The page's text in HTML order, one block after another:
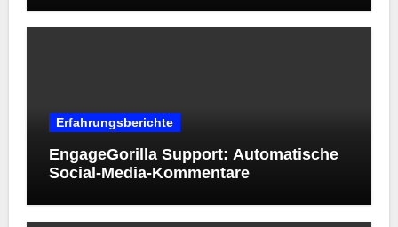
Erfahrungsberichte
EngageGorilla Support: Automatische
Social-Media-Kommentare